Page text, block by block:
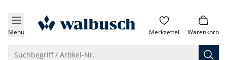
springen
springen
Menü zur Startseite Merkzettel Warenkorb
Suchbegriff / Artikel-Nr.